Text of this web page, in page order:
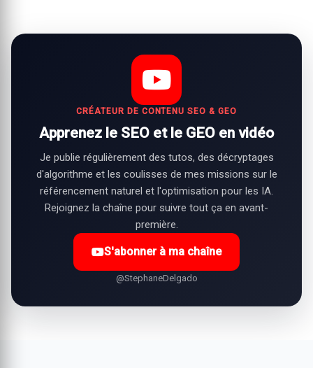
CRÉATEUR DE CONTENU SEO & GEO
Apprenez le SEO et le GEO en vidéo
Je publie régulièrement des tutos, des décryptages
d'algorithme et les coulisses de mes missions sur le
référencement naturel et l'optimisation pour les IA.
Rejoignez la chaîne pour suivre tout ça en avant-
première.
S'abonner à ma chaîne
@StephaneDelgado